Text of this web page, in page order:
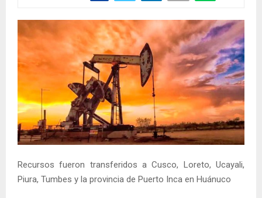
Recursos fueron transferidos a Cusco, Loreto, Ucayali,
Piura, Tumbes y la provincia de Puerto Inca en Huánuco